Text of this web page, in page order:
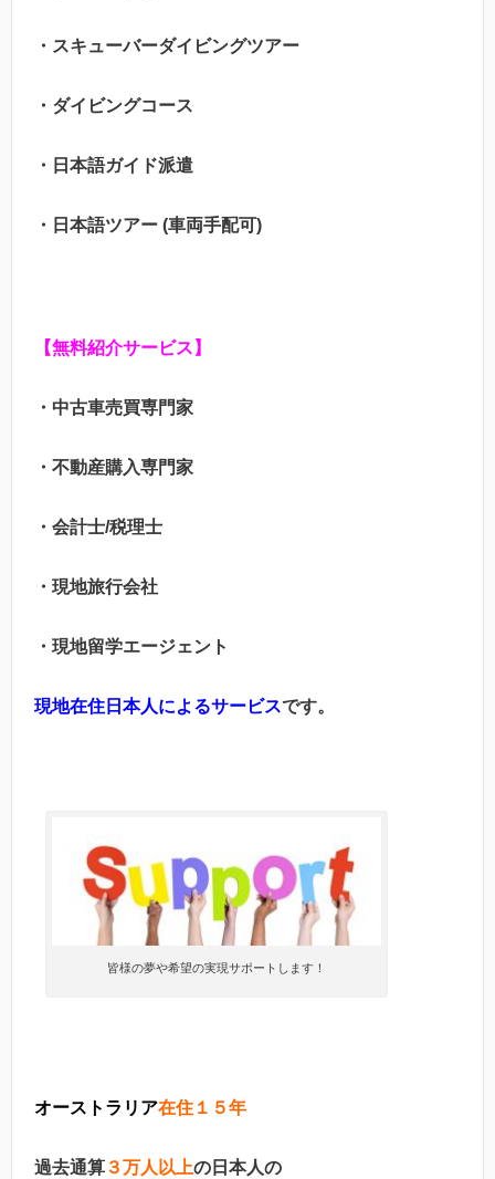
・スキューバーダイビングツアー
・ダイビングコース
・日本語ガイド派遣
・日本語ツアー (車両手配可)
【無料紹介サービス】
・中古車売買専門家
・不動産購入専門家
・会計士/税理士
・現地旅行会社
・現地留学エージェント
現地在住日本人によるサービスです。
皆様の夢や希望の実現サポートします！
オーストラリア在住１５年
過去通算 ３万人以上の日本人の